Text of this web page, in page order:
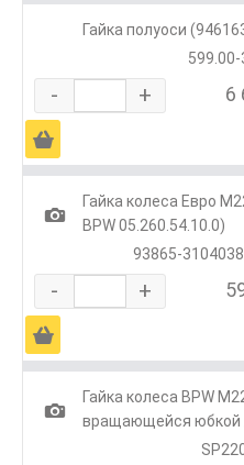
Гайка полуоси
- + 6
Ä
1
Гайка колеса Евро
BPW 05.260.54.10.0)
93865-
- +
Ä
1
Гайка колеса BPW
вращающейся юбкой